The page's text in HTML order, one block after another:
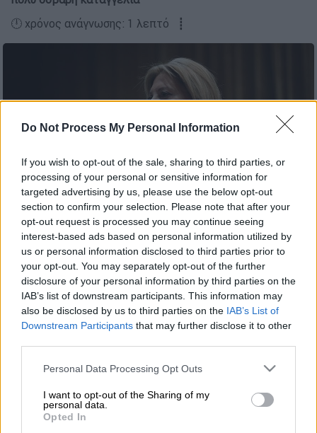
Do Not Process My Personal Information
If you wish to opt-out of the sale, sharing to third parties, or
processing of your personal or sensitive information for
targeted advertising by us, please use the below opt-out
section to confirm your selection. Please note that after your
opt-out request is processed you may continue seeing
interest-based ads based on personal information utilized by
us or personal information disclosed to third parties prior to
your opt-out. You may separately opt-out of the further
disclosure of your personal information by third parties on the
IAB’s list of downstream participants. This information may
also be disclosed by us to third parties on the IAB’s List of
Downstream Participants that may further disclose it to other
Please note that this website/app uses one or more Google
not limited to your visit or usage behaviour. You may click to
grant or deny consent to Google and its third-party tags to
use your data for below specified purposes in below Google
Personal Data Processing Opt Outs
I want to opt-out of the Sharing of my
personal data.
Opted In
🕛 χρόνος ανάγνωσης: 1 λεπτό ┋
Η Μαρία Καρυστιανού (ΓΙΑΝΝΗΣ ΠΑΝΑΓΟΠΟΥΛΟΣ/EUROKINISSI)
Προσθέστε το ΕΘΝΟΣ στη Google
ΗΕλληνική Αστυνομίαμε δελτίου τύπου
δέχτηκε απειλές, με τους αστυνομικούς της
Δίωξης Οργανωμένου Εγκλήματος
να
παίρνουν κατάθεση από την πρόεδρο του